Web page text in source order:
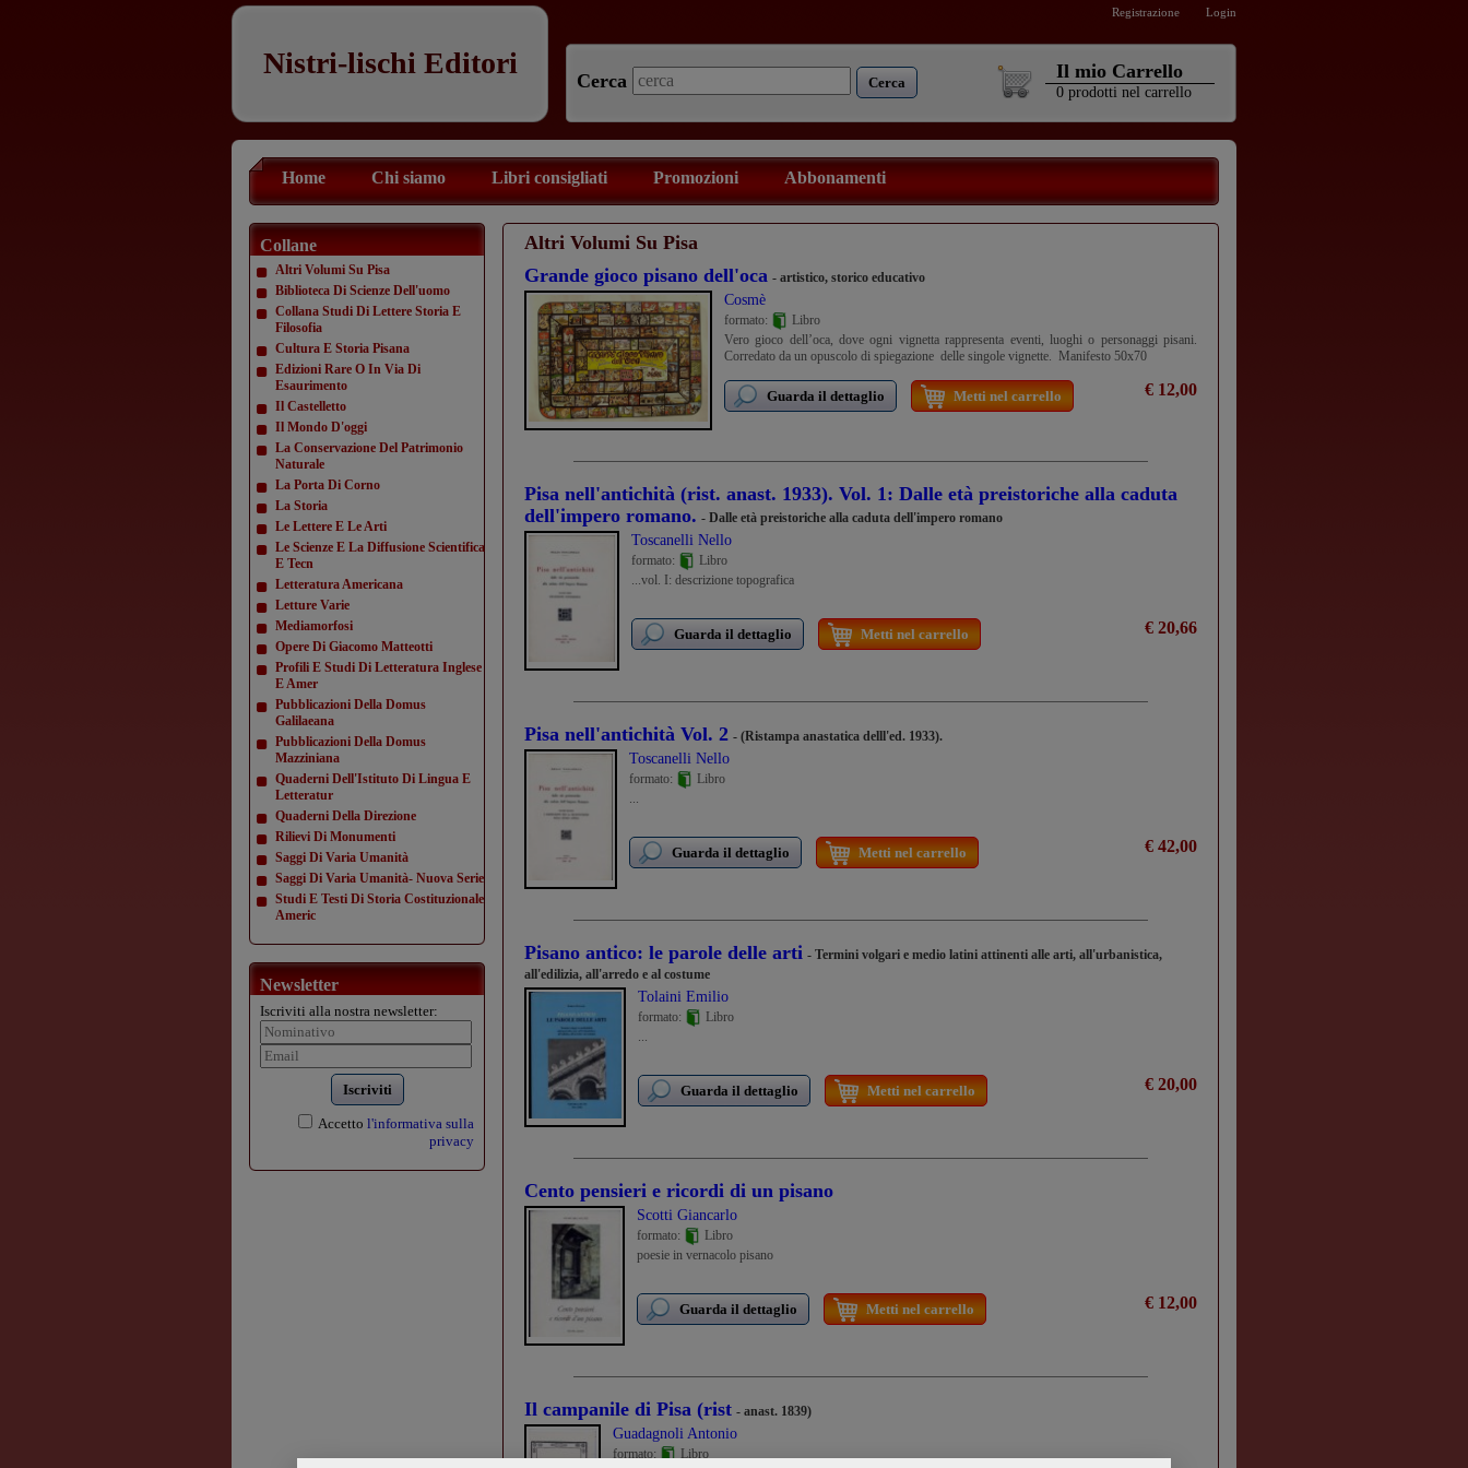
Registrazione Login
Nistri-lischi Editori
Cerca Cerca
Il mio Carrello
0 prodotti nel carrello
Home Chi siamo Libri consigliati Promozioni Abbonamenti
Collane
Altri Volumi Su Pisa
Biblioteca Di Scienze Dell'uomo
Collana Studi Di Lettere Storia E
Filosofia
Cultura E Storia Pisana
Edizioni Rare O In Via Di
Esaurimento
Il Castelletto
Il Mondo D'oggi
La Conservazione Del Patrimonio
Naturale
La Porta Di Corno
La Storia
Le Lettere E Le Arti
Le Scienze E La Diffusione Scientifica
E Tecn
Letteratura Americana
Letture Varie
Mediamorfosi
Opere Di Giacomo Matteotti
Profili E Studi Di Letteratura Inglese
E Amer
Pubblicazioni Della Domus
Galilaeana
Pubblicazioni Della Domus
Mazziniana
Quaderni Dell'Istituto Di Lingua E
Letteratur
Quaderni Della Direzione
Rilievi Di Monumenti
Saggi Di Varia Umanità
Saggi Di Varia Umanità- Nuova Serie
Studi E Testi Di Storia Costituzionale
Americ
Newsletter
Iscriviti alla nostra newsletter:
Iscriviti
Accetto l'informativa sulla
privacy
Altri Volumi Su Pisa
Grande gioco pisano dell'oca - artistico, storico educativo
Cosmè
formato:
Libro
Vero gioco dell’oca, dove ogni vignetta rappresenta eventi, luoghi o personaggi pisani.
Corredato da un opuscolo di spiegazione delle singole vignette. Manifesto 50x70
€ 12,00
Guarda il dettaglio Metti nel carrello
Pisa nell'antichità (rist. anast. 1933). Vol. 1: Dalle età preistoriche alla caduta
dell'impero romano. - Dalle età preistoriche alla caduta dell'impero romano
Toscanelli Nello
formato:
Libro
...vol. I: descrizione topografica
€ 20,66
Guarda il dettaglio Metti nel carrello
Pisa nell'antichità Vol. 2 - (Ristampa anastatica delll'ed. 1933).
Toscanelli Nello
formato:
Libro
...
€ 42,00
Guarda il dettaglio Metti nel carrello
Pisano antico: le parole delle arti - Termini volgari e medio latini attinenti alle arti, all'urbanistica,
all'edilizia, all'arredo e al costume
Tolaini Emilio
formato:
Libro
...
€ 20,00
Guarda il dettaglio Metti nel carrello
Cento pensieri e ricordi di un pisano
Scotti Giancarlo
formato:
Libro
poesie in vernacolo pisano
€ 12,00
Guarda il dettaglio Metti nel carrello
Il campanile di Pisa (rist - anast. 1839)
Guadagnoli Antonio
formato:
Libro